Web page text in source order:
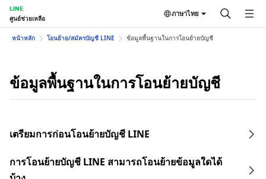
LINE
ศูนย์ช่วยเหลือ
ภาษาไทย
หน้าหลัก โอนย้าย/สมัครบัญชี LINE ข้อมูลพื้นฐานในการโอนย้ายบัญชี
ข้อมูลพื้นฐานในการโอนย้ายบัญชี
เตรียมการก่อนโอนย้ายบัญชี LINE
การโอนย้ายบัญชี LINE สามารถโอนย้ายข้อมูลใดได้